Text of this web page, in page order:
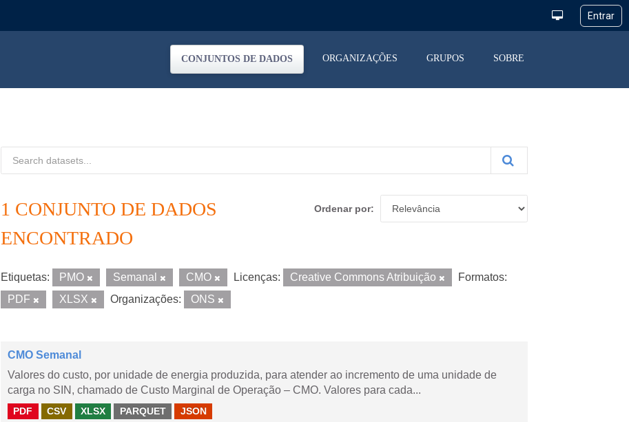
CONJUNTOS DE DADOS ORGANIZAÇÕES GRUPOS SOBRE
Ordenar por
1 CONJUNTO DE DADOS
ENCONTRADO
Etiquetas: PMO Semanal CMO Licenças: Creative Commons Atribuição
Formatos:
PDF
XLSX Organizações: ONS
CMO Semanal
Valores do custo, por unidade de energia produzida, para atender ao incremento de uma unidade de
carga no SIN, chamado de Custo Marginal de Operação – CMO. Valores para cada...
PDF CSV XLSX PARQUET JSON